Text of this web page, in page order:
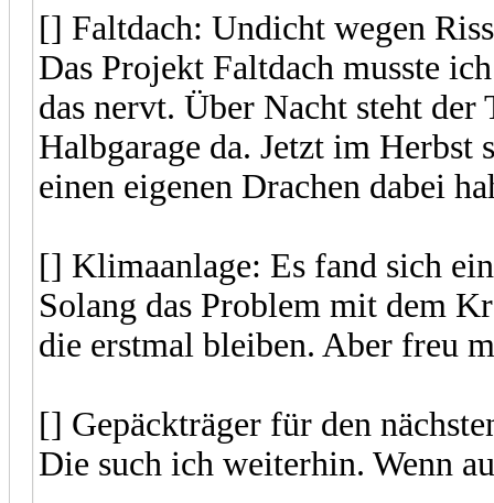
[] Faltdach: Undicht wegen
Das Projekt Faltdach musste
das nervt. Über Nacht steht
Halbgarage da. Jetzt im Herbst
einen eigenen Drachen dabei
[] Klimaanlage: Es fand sich
Solang das Problem mit dem
die erstmal bleiben. Aber freu
[] Gepäckträger für den
Die such ich weiterhin. Wenn